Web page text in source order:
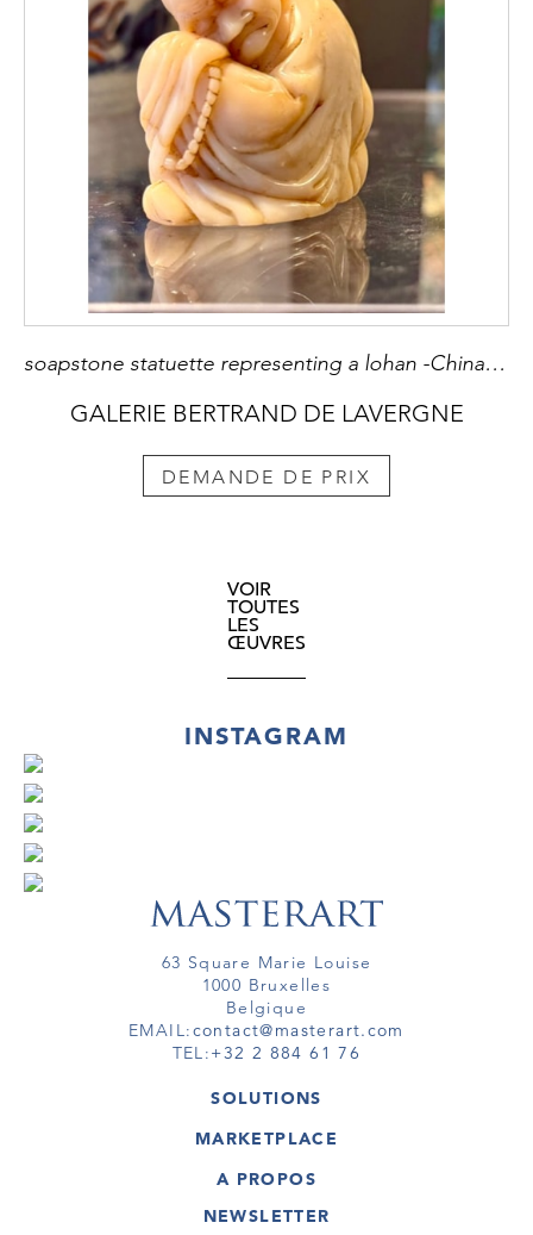
soapstone statuette representing a lohan -China 18/19em
GALERIE BERTRAND DE LAVERGNE
DEMANDE DE PRIX
VOIR
TOUTES
LES
ŒUVRES
INSTAGRAM
63 Square Marie Louise
1000 Bruxelles
Belgique
EMAIL:contact@masterart.com
TEL:+32 2 884 61 76
SOLUTIONS
GALERIE
ARTISTE
TOUR VIRTUEL
MARKETPLACE
OEUVRES D'ART
TOURS VIRTUELS
A PROPOS
MASTERART
NEWSLETTER